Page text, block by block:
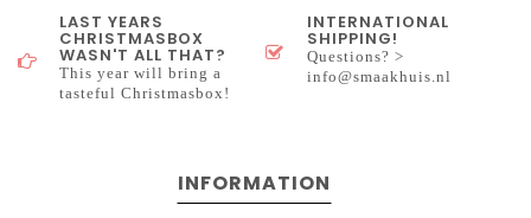
LAST YEARS
CHRISTMASBOX
WASN'T ALL THAT?
This year will bring a
tasteful Christmasbox!
INTERNATIONAL
SHIPPING!
Questions? >
info@smaakhuis.nl
INFORMATION